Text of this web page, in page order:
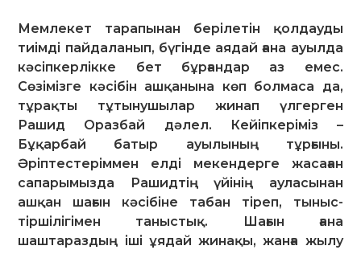
Мемлекет тарапынан берілетін қолдауды
тиімді пайдаланып, бүгінде аядай ғана ауылда
кәсіпкерлікке бет бұрғандар аз емес.
Сөзімізге кәсібін ашқанына көп болмаса да,
тұрақты тұтынушылар жинап үлгерген
Рашид Оразбай дәлел. Кейіпкеріміз –
Бұқарбай батыр ауылының тұрғыны.
Әріптестеріммен елді мекендерге жасаған
сапарымызда Рашидтің үйінің ауласынан
ашқан шағын кәсібіне табан тіреп, тыныс-
тіршілігімен таныстық. Шағын ғана
шаштараздың іші ұядай жинақы, жанға жылу